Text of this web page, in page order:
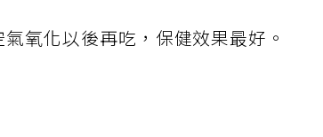
氧化以後再吃，保健效果最好。